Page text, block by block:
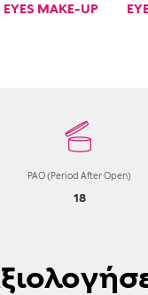
EYES MAKE-UP
PAO (Period After Open)
18